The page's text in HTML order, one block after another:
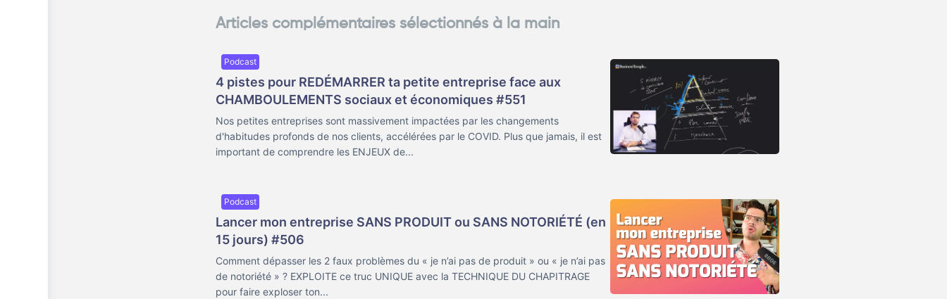
Articles complémentaires sélectionnés à la main
Podcast
4 pistes pour REDÉMARRER ta petite entreprise face aux
CHAMBOULEMENTS sociaux et économiques #551
Nos petites entreprises sont massivement impactées par les changements
d'habitudes profonds de nos clients, accélérées par le COVID. Plus que jamais, il est
important de comprendre les ENJEUX de...
Podcast
Lancer mon entreprise SANS PRODUIT ou SANS NOTORIÉTÉ (en
15 jours) #506
Comment dépasser les 2 faux problèmes du « je n’ai pas de produit » ou « je n’ai pas
de notoriété » ? EXPLOITE ce truc UNIQUE avec la TECHNIQUE DU CHAPITRAGE
pour faire exploser ton...